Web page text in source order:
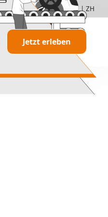
DE | EN | FR | HU | IT | ZH
Information
TAKTIQ im Einsatz
Jetzt erleben